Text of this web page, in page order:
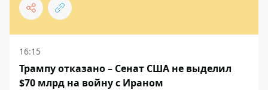
16:15
Трампу отказано – Сенат США не выделил
$70 млрд на войну с Ираном